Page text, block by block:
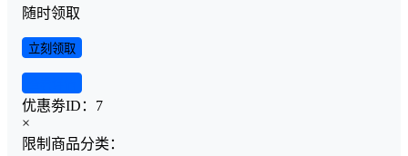
随时领取
立刻领取
优惠劵ID： 7
×
限制商品分类：